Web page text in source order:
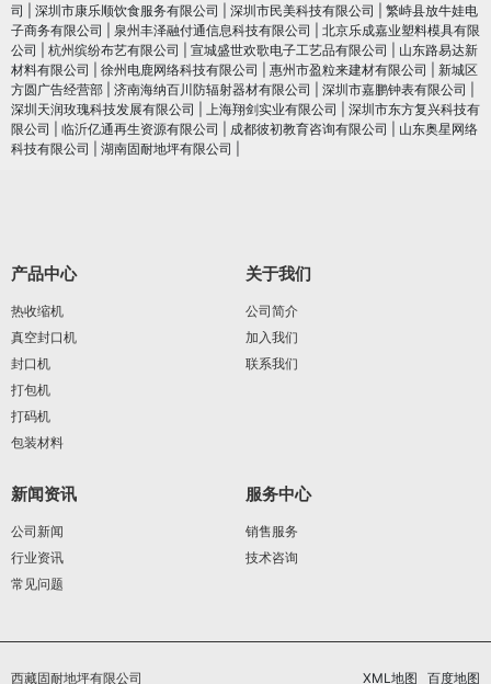
司
深圳市康乐顺饮食服务有限公司 深圳市民美科技有限公司
繁峙县放牛娃电
子商务有限公司
泉州丰泽融付通信息科技有限公司
北京乐成嘉业塑料模具有限
公司
杭州缤纷布艺有限公司 宣城盛世欢歌电子工艺品有限公司
山东路易达新
材料有限公司
徐州电鹿网络科技有限公司 惠州市盈粒来建材有限公司
新城区
方圆广告经营部
济南海纳百川防辐射器材有限公司 深圳市嘉鹏钟表有限公司
深圳天润玫瑰科技发展有限公司
上海翔剑实业有限公司
深圳市东方复兴科技有
限公司
临沂亿通再生资源有限公司 成都彼初教育咨询有限公司
山东奥星网络
科技有限公司
湖南固耐地坪有限公司
产品中心
热收缩机
真空封口机
封口机
打包机
打码机
包装材料
关于我们
公司简介
加入我们
联系我们
新闻资讯
公司新闻
行业资讯
常见问题
服务中心
销售服务
技术咨询
西藏固耐地坪有限公司 XML地图 百度地图